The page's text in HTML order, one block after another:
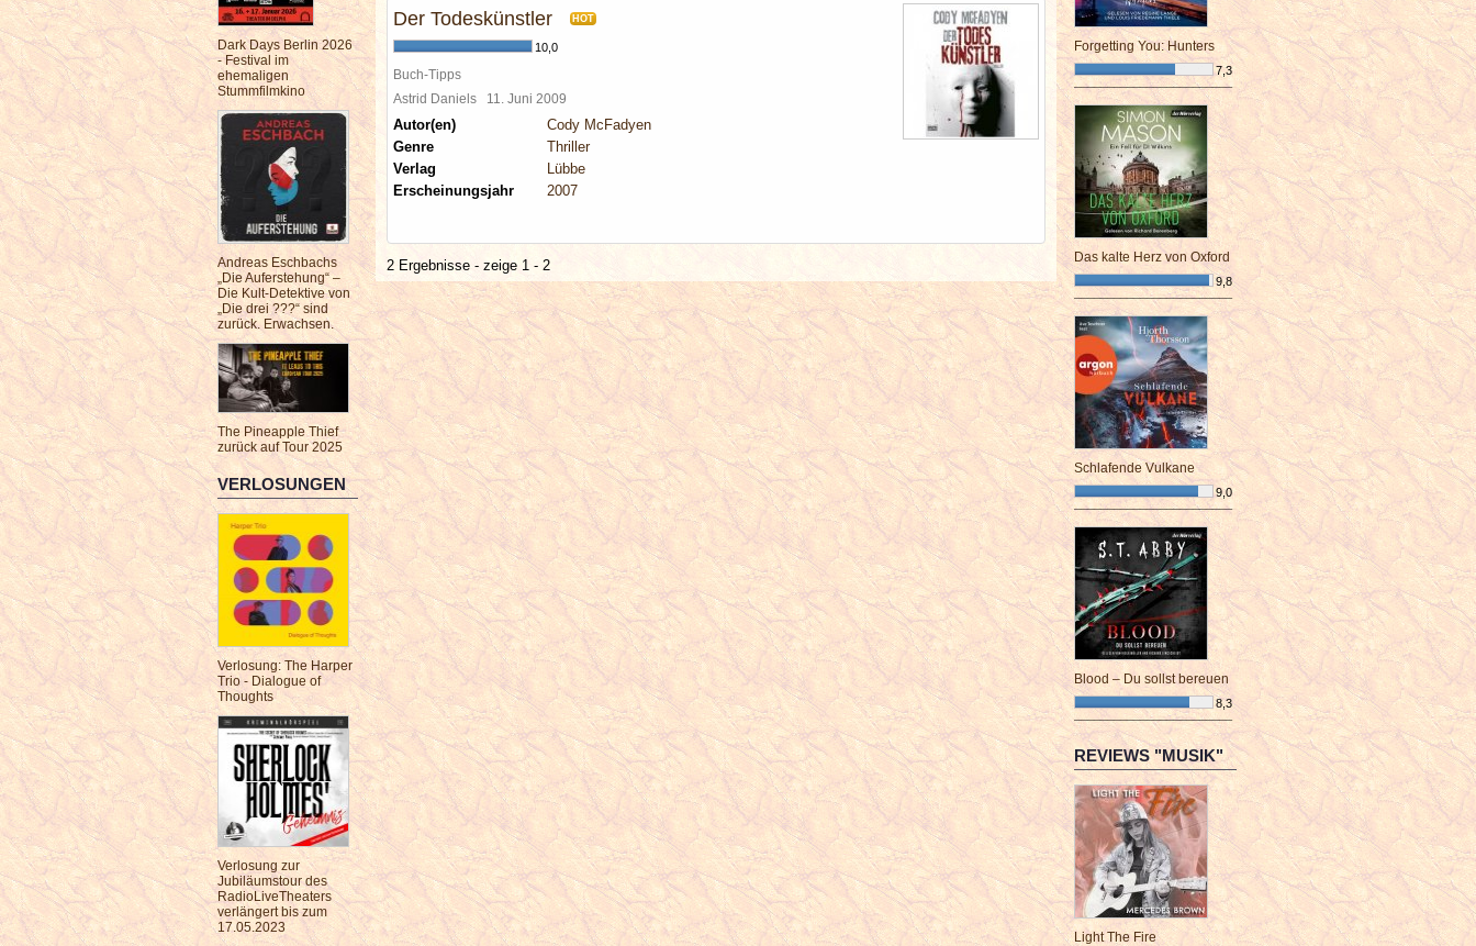
Dark Days Berlin 2026
- Festival im
ehemaligen
Stummfilmkino
Andreas Eschbachs
„Die Auferstehung“ –
Die Kult-Detektive von
„Die drei ???“ sind
zurück. Erwachsen.
The Pineapple Thief
zurück auf Tour 2025
VERLOSUNGEN
Verlosung: The Harper
Trio - Dialogue of
Thoughts
Verlosung zur
Jubiläumstour des
RadioLiveTheaters
verlängert bis zum
17.05.2023
Der Todeskünstler HOT
10,0
Buch-Tipps
Astrid Daniels 11. Juni 2009
Autor(en)
Cody McFadyen
Genre
Thriller
Verlag
Lübbe
Erscheinungsjahr
2007
2 Ergebnisse - zeige 1 - 2
Forgetting You: Hunters
7,3
¯¯¯¯¯¯¯¯¯¯¯¯¯¯¯¯¯¯¯¯¯¯¯¯
Das kalte Herz von Oxford
9,8
¯¯¯¯¯¯¯¯¯¯¯¯¯¯¯¯¯¯¯¯¯¯¯¯
Schlafende Vulkane
9,0
¯¯¯¯¯¯¯¯¯¯¯¯¯¯¯¯¯¯¯¯¯¯¯¯
Blood – Du sollst bereuen
8,3
¯¯¯¯¯¯¯¯¯¯¯¯¯¯¯¯¯¯¯¯¯¯¯¯
REVIEWS "MUSIK"
Light The Fire